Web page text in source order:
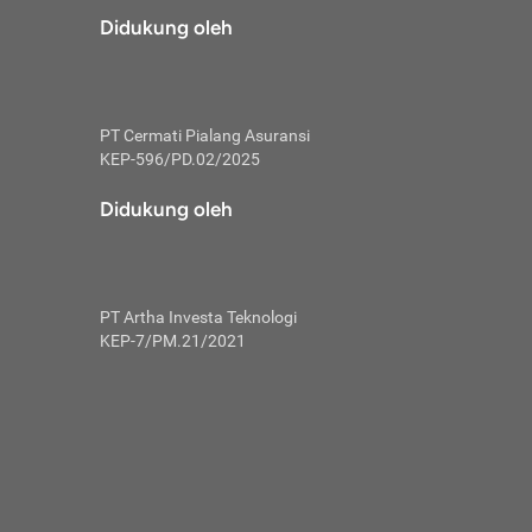
tidak
skor
Mulai
kembali ideal.
utang
Didukung oleh
PT Cermati Pialang Asuransi
KEP-596/PD.02/2025
Didukung oleh
PT Artha Investa Teknologi
KEP-7/PM.21/2021